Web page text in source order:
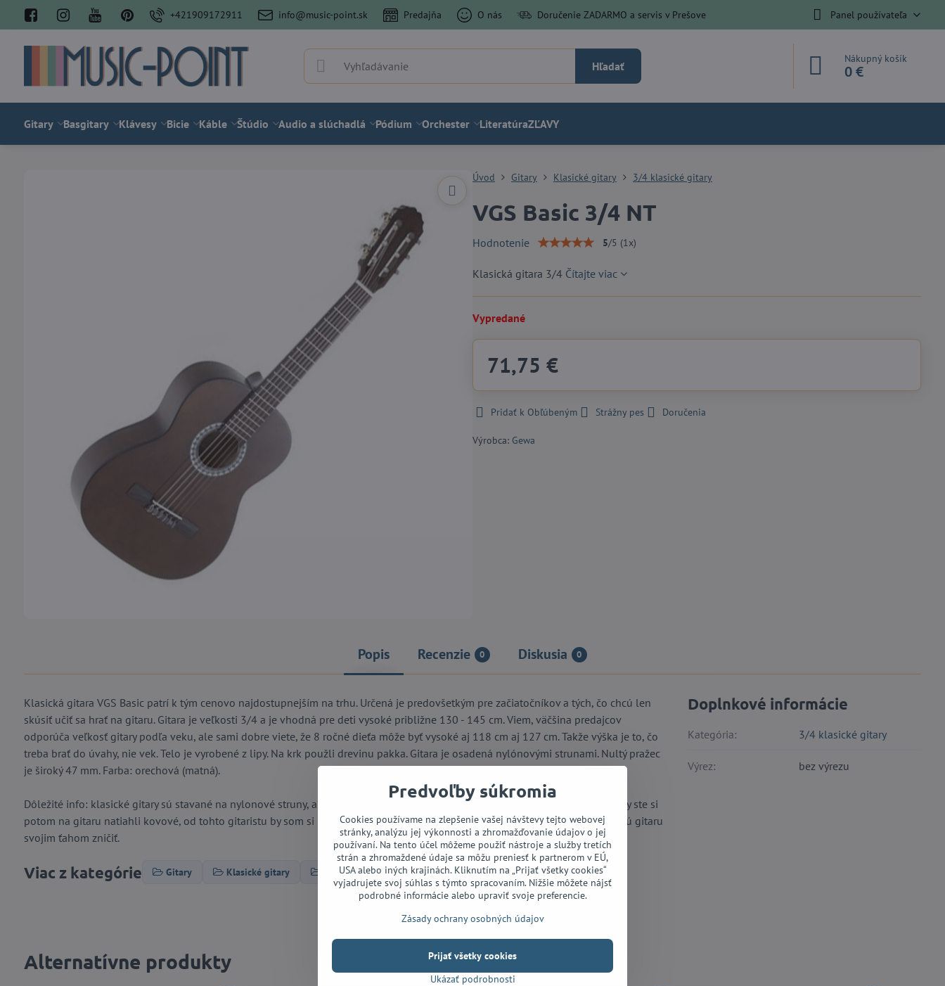
+421909172911 info@music-point.sk Predajňa O nás Doručenie ZADARMO a servis v Prešove Panel používateľa
Hľadať
Nákupný košík
0 €
Gitary Basgitary Klávesy Bicie Káble Štúdio Audio a slúchadlá Pódium Orchester LiteratúraZĽAVY
Úvod Gitary Klasické gitary 3/4 klasické gitary
VGS Basic 3/4 NT
Hodnotenie 5/5 (1x)
Klasická gitara 3/4 Čítajte viac
Vypredané
71,75 €
Pridať k Obľúbeným Strážny pes Doručenia
Výrobca: Gewa
Popis Recenzie 0 Diskusia 0
Klasická gitara VGS Basic patrí k tým cenovo najdostupnejším na trhu. Určená je predovšetkým pre začiatočníkov a tých, čo chcú len
skúsiť učiť sa hrať na gitaru. Gitara je veľkosti 3/4 a je vhodná pre deti vysoké približne 130 - 145 cm. Viem, väčšina predajcov
odporúča veľkosť gitary podľa veku, ale sami dobre viete, že 8 ročné dieťa môže byť vysoké aj 118 cm aj 127 cm. Takže výška je to, čo
treba brať do úvahy, nie vek. Telo je vyrobené z lipy. Na krk použli drevinu pakka. Gitara je osadená nylónovými strunami. Nultý pražec
je široký 47 mm. Farba: orechová (matná).
Dôležité info: klasické gitary sú stavané na nylonové struny, ak vám niekto povie, že nylónové struny sú pre začiatočníkov a aby ste si
potom na gitaru natiahli kovové, od tohto gitaristu by som si nenechal radiť pri výbere gitary. Kovové struny totiž môžu klasickú gitaru
svojim ťahom zničiť.
Viac z kategórie Gitary Klasické gitary 3/4 klasické gitary
Doplnkové informácie
Kategória: 3/4 klasické gitary
Výrez: bez výrezu
FacebookTwitterBlueskyPinterestRedditLinkedIn
Alternatívne produkty
Predvoľby súkromia
Cookies používame na zlepšenie vašej návštevy tejto webovej
stránky, analýzu jej výkonnosti a zhromažďovanie údajov o jej
používaní. Na tento účel môžeme použiť nástroje a služby tretích
strán a zhromaždené údaje sa môžu preniesť k partnerom v EÚ,
USA alebo iných krajinách. Kliknutím na „Prijať všetky cookies“
vyjadrujete svoj súhlas s týmto spracovaním. Nižšie môžete nájsť
podrobné informácie alebo upraviť svoje preferencie.
Zásady ochrany osobných údajov
Ukázať podrobnosti
Prijať všetky cookies